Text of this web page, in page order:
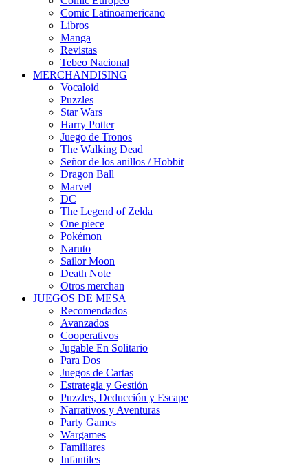
Comic Latinoamericano
Libros
Manga
Revistas
Tebeo Nacional
MERCHANDISING
Vocaloid
Puzzles
Star Wars
Harry Potter
Juego de Tronos
The Walking Dead
Señor de los anillos / Hobbit
Dragon Ball
Marvel
DC
The Legend of Zelda
One piece
Pokémon
Naruto
Sailor Moon
Death Note
Otros merchan
JUEGOS DE MESA
Recomendados
Avanzados
Cooperativos
Jugable En Solitario
Para Dos
Juegos de Cartas
Estrategia y Gestión
Puzzles, Deducción y Escape
Narrativos y Aventuras
Party Games
Wargames
Familiares
Infantiles